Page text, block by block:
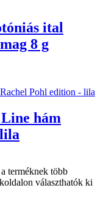
ital
8 g
hám
terméknek több
választhatók ki